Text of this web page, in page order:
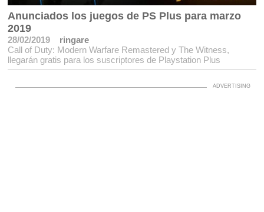
Anunciados los juegos de PS Plus para marzo
2019
28/02/2019
ringare
Call of Duty: Modern Warfare Remastered y The Witness,
llegarán gratis para los suscriptores de Playstation Plus